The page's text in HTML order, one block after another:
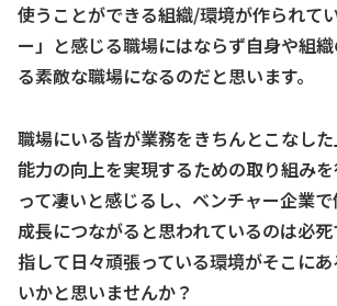
使うことができる組織/環境が作られて
ー」と感じる職場にはならず自身や組
る素敵な職場になるのだと思います。
職場にいる皆が業務をきちんとこなし
能力の向上を実現するための取り組み
って凄いと感じるし、ベンチャー企業
成長につながると思われているのは必
指して日々頑張っている環境がそこに
いかと思いませんか？